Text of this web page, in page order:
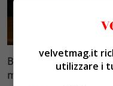
Blasi vs Totti: il giudice
mantenimento a 10.900
velvetmag.it
utilizzare i